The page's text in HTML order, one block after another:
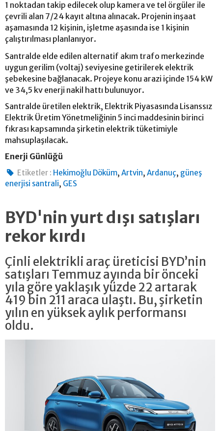
1 noktadan takip edilecek olup kamera ve tel örgüler ile
çevrili alan 7/24 kayıt altına alınacak. Projenin inşaat
aşamasında 12 kişinin, işletme aşasında ise 1 kişinin
çalıştırılması planlanıyor.
Santralde elde edilen alternatif akım trafo merkezinde
uygun gerilim (voltaj) seviyesine getirilerek elektrik
şebekesine bağlanacak. Projeye konu arazi içinde 154 kW
ve 34,5 kv enerji nakil hattı bulunuyor.
Santralde üretilen elektrik, Elektrik Piyasasında Lisanssız
Elektrik Üretim Yönetmeliğinin 5 inci maddesinin birinci
fıkrası kapsamında şirketin elektrik tüketimiyle
mahsuplaşılacak.
Enerji Günlüğü
Etiketler : Hekimoğlu Döküm,Artvin,Ardanuç, güneş
enerjisi santrali, GES
BYD'nin yurt dışı satışları
rekor kırdı
Çinli elektrikli araç üreticisi BYD’nin
satışları Temmuz ayında bir önceki
yıla göre yaklaşık yüzde 22 artarak
419 bin 211 araca ulaştı. Bu, şirketin
yılın en yüksek aylık performansı
oldu.